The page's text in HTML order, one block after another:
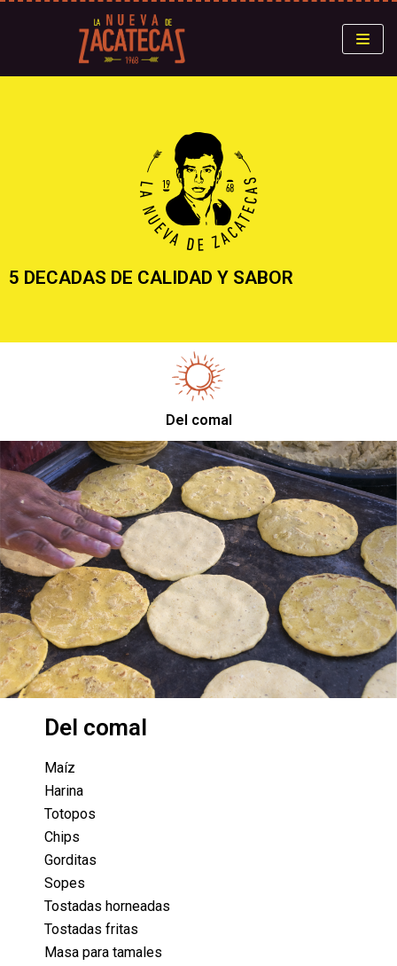
contenido
5 DECADAS DE CALIDAD Y SABOR
Del comal
Del comal
Maíz
Harina
Totopos
Chips
Gorditas
Sopes
Tostadas horneadas
Tostadas fritas
Masa para tamales